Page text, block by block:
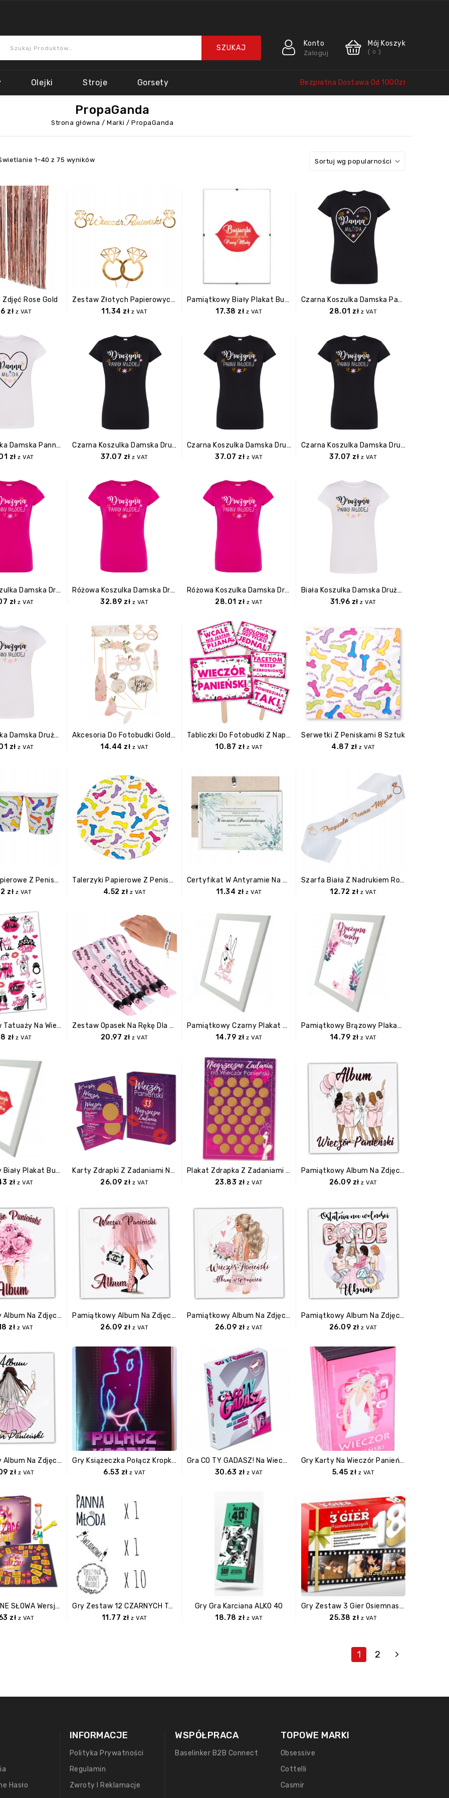
Konto
Zaloguj
Mój Koszyk
( 0 )
Olejki Stroje Gorsety Bezpłatna Dostawa Od 1000zł
PropaGanda
Strona główna / Marki / PropaGanda
1–40 z 75 wyników Sortuj wg popularności
Rose Gold
zł z VAT
Zestaw Złotych Papierowych Dekoracji Na Wieczór Panieński
11.34 zł z VAT
Pamiątkowy Biały Plakat Buziaki Na Pożegnanie Panny Młodej W Antyramie.
17.38 zł z VAT
Czarna Koszulka Damska Panna Młoda M
28.01 zł z VAT
Biała Koszulka Damska Panna Młoda S
zł z VAT
Czarna Koszulka Damska Drużyna Panny Mlodej L
37.07 zł z VAT
Czarna Koszulka Damska Drużyna Panny Mlodej M
37.07 zł z VAT
Czarna Koszulka Damska Drużyna Panny Mlodej S
37.07 zł z VAT
Różowa Koszulka Damska Drużyna Panny Mlodej L
zł z VAT
Różowa Koszulka Damska Drużyna Panny Mlodej M
32.89 zł z VAT
Różowa Koszulka Damska Drużyna Panny Mlodej S
28.01 zł z VAT
Biała Koszulka Damska Drużyna Panny Mlodej M
31.96 zł z VAT
Biała Koszulka Damska Drużyna Panny Mlodej S
zł z VAT
Akcesoria Do Fotobudki Gold Wieczór Panieński
14.44 zł z VAT
Tabliczki Do Fotobudki Z Napisami
10.87 zł z VAT
Serwetki Z Peniskami 8 Sztuk
4.87 zł z VAT
Kubeczki Papierowe Z Peniskami 6 Sztuk
zł z VAT
Talerzyki Papierowe Z Peniskami 6 Sztuk
4.52 zł z VAT
Certyfikat W Antyramie Na Wieczór Panieński
11.34 zł z VAT
Szarfa Biała Z Nadrukiem Rose Gold Przyszła Panna Młoda
12.72 zł z VAT
Giga Zestaw Tatuaży Na Wieczór Panieński.
zł z VAT
Zestaw Opasek Na Rękę Dla Przyszłej Panny Młodej I Uczesniczek Wieczoru Panieńskiego
20.97 zł z VAT
Pamiątkowy Czarny Plakat Buziaki Na Pożegnanie Panny Młodej W Ramce.
14.79 zł z VAT
Pamiątkowy Brązowy Plakat Buziaki Na Pożegnanie Panny Młodej W Ramce.
14.79 zł z VAT
Pamiątkowy Biały Plakat Buziaki Na Pożegnanie Panny Młodej W Ramce.
zł z VAT
Karty Zdrapki Z Zadaniami Na Wieczór Panieński
26.09 zł z VAT
Plakat Zdrapka Z Zadaniami Dla Przyszłej Panny Młodej
23.83 zł z VAT
Pamiątkowy Album Na Zdjęcia Z Wieczoru Panieńskiego
26.09 zł z VAT
Pamiątkowy Album Na Zdjęcia Z Wieczoru Panieńskiego
zł z VAT
Pamiątkowy Album Na Zdjęcia Z Wieczoru Panieńskiego
26.09 zł z VAT
Pamiątkowy Album Na Zdjęcia Z Wieczoru Panieńskiego
26.09 zł z VAT
Pamiątkowy Album Na Zdjęcia Z Wieczoru Panieńskiego
26.09 zł z VAT
Pamiątkowy Album Na Zdjęcia Z Wieczoru Panieńskiego
zł z VAT
Gry Książeczka Połącz Kropki Na Wieczór Panieński
6.53 zł z VAT
Gra CO TY GADASZ! Na Wieczór Panieński
30.63 zł z VAT
Gry Karty Na Wieczór Panieński Z Zadaniami
5.45 zł z VAT
Gry ZAKAZANE SŁOWA Wersja Na Wieczór Panieński
zł z VAT
Gry Zestaw 12 CZARNYCH Tatuaży Na Wieczór Panieński
11.77 zł z VAT
Gry Gra Karciana ALKO 40
18.78 zł z VAT
Gry Zestaw 3 Gier Osiemnastkowy
25.38 zł z VAT
1 2
Hasło
INFORMACJE
Polityka Prywatności
Regulamin
Zwroty I Reklamacje
WSPÓŁPRACA
Baselinker B2B Connect
TOPOWE MARKI
Obsessive
Cottelli
Casmir